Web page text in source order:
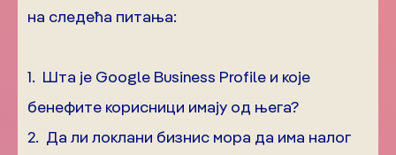
на следећа питања:
1. Шта је Google Business Profile и које
бенефите корисници имају од њега?
2. Да ли локлани бизнис мора да има налог